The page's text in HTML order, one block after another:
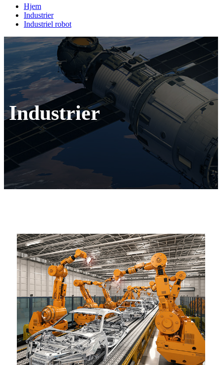
Hjem
Industrier
Industriel robot
Industrier